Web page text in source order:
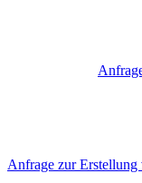
Anfrage zur